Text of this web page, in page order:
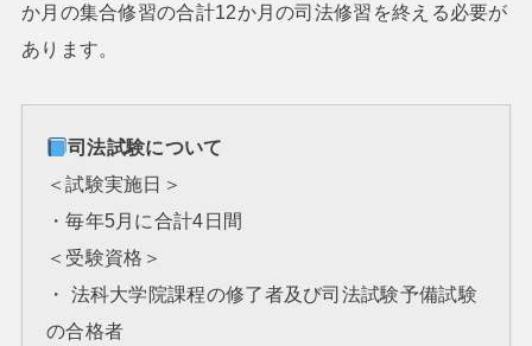
か月の集合修習の合計12か月の司法修習を終える必要が
あります。
司法試験について
＜試験実施日＞
・毎年5月に合計4日間
＜受験資格＞
・ 法科大学院課程の修了者及び司法試験予備試験
の合格者